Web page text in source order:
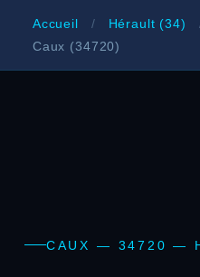
Accueil / Hérault (34)
Caux (34720)
CAUX — 34720 —